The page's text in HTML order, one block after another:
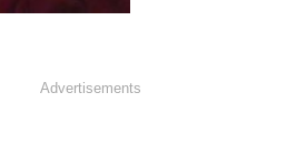
Advertisements